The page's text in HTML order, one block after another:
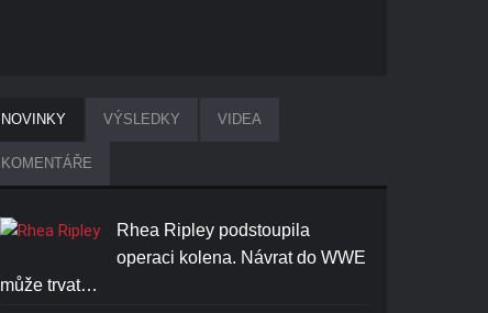
NOVINKY VÝSLEDKY VIDEA
KOMENTÁŘE
Rhea Ripley podstoupila
operaci kolena. Návrat do WWE
může trvat…